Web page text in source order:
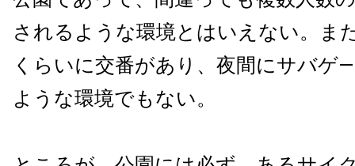
されるような環境とはいえない。ま
くらいに交番があり、夜間にサバゲ
ような環境でもない。